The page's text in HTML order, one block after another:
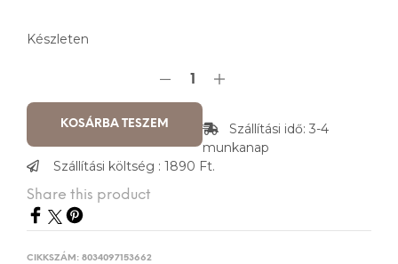
Készleten
KOSÁRBA TESZEM
Szállítási idő: 3-4
munkanap
Szállítási költség : 1890 Ft.
Share this product
CIKKSZÁM: 8034097153662